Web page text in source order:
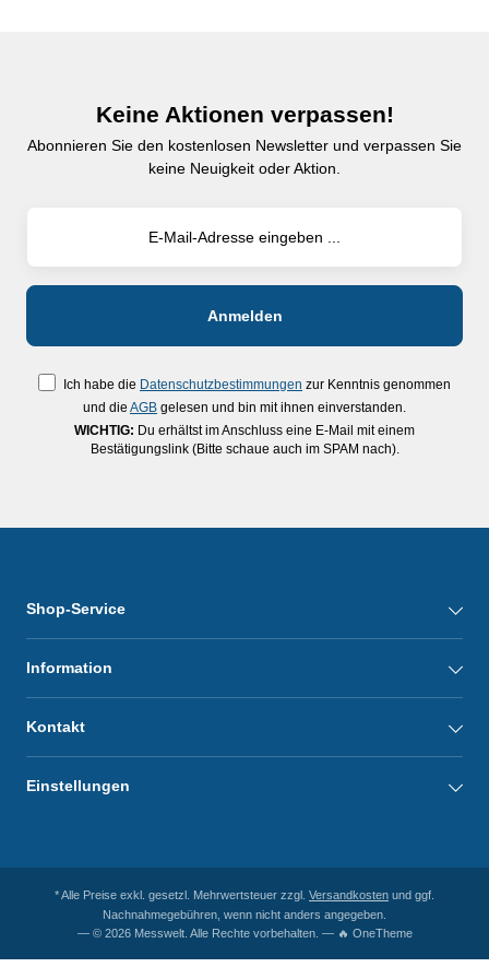
Keine Aktionen verpassen!
Abonnieren Sie den kostenlosen Newsletter und verpassen Sie
keine Neuigkeit oder Aktion.
Ich habe die Datenschutzbestimmungen zur Kenntnis genommen
und die AGB gelesen und bin mit ihnen einverstanden.
WICHTIG: Du erhältst im Anschluss eine E-Mail mit einem
Bestätigungslink (Bitte schaue auch im SPAM nach).
Shop-Service
Information
Kontakt
Einstellungen
* Alle Preise exkl. gesetzl. Mehrwertsteuer zzgl. Versandkosten und ggf.
Nachnahmegebühren, wenn nicht anders angegeben.
— © 2026 Messwelt. Alle Rechte vorbehalten. — 🔥 OneTheme